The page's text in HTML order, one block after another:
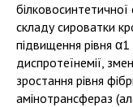
білковосинтетичної
складу сироватки
підвищення рівня α1
диспротеїнемії,
зростання рівня
амінотрансфераз